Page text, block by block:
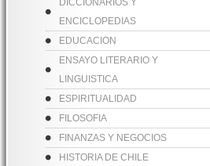
DICCIONARIOS Y
ENCICLOPEDIAS
EDUCACION
ENSAYO LITERARIO Y
LINGUISTICA
ESPIRITUALIDAD
FILOSOFIA
FINANZAS Y NEGOCIOS
HISTORIA DE CHILE